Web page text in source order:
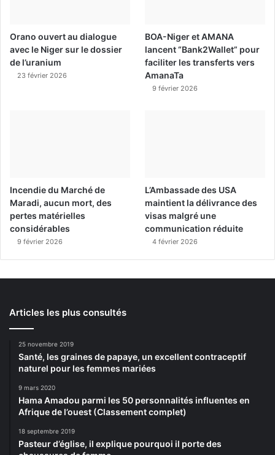
Orano ouvert au dialogue
avec le Niger sur le dossier
de l’uranium
23 février 2026
BOA-Niger et AMANA
lancent “Bank2Wallet” pour
faciliter les transferts vers
AmanaTa
9 février 2026
Incendie du Marché de
Maradi, aucun mort, des
pertes matérielles
considérables
9 février 2026
L’Ambassade des USA
maintient la délivrance des
visas malgré une
communication réduite
4 février 2026
Articles les plus consultés
25 novembre 2019
Santé, les graines de papaye, un excellent contraceptif
naturel pour les femmes mariées
9 mars 2020
Hama Amadou parmi les 50 personnalités influentes en
Afrique de l’ouest (Classement complet)
18 septembre 2019
Pasteur d’église, il explique pourquoi il porte des